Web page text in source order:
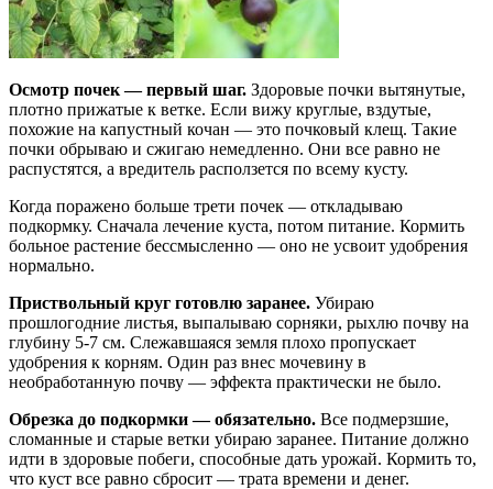
Осмотр почек — первый шаг. Здоровые почки вытянутые,
плотно прижатые к ветке. Если вижу круглые, вздутые,
похожие на капустный кочан — это почковый клещ. Такие
почки обрываю и сжигаю немедленно. Они все равно не
распустятся, а вредитель расползется по всему кусту.
Когда поражено больше трети почек — откладываю
подкормку. Сначала лечение куста, потом питание. Кормить
больное растение бессмысленно — оно не усвоит удобрения
нормально.
Приствольный круг готовлю заранее. Убираю
прошлогодние листья, выпалываю сорняки, рыхлю почву на
глубину 5-7 см. Слежавшаяся земля плохо пропускает
удобрения к корням. Один раз внес мочевину в
необработанную почву — эффекта практически не было.
Обрезка до подкормки — обязательно. Все подмерзшие,
сломанные и старые ветки убираю заранее. Питание должно
идти в здоровые побеги, способные дать урожай. Кормить то,
что куст все равно сбросит — трата времени и денег.